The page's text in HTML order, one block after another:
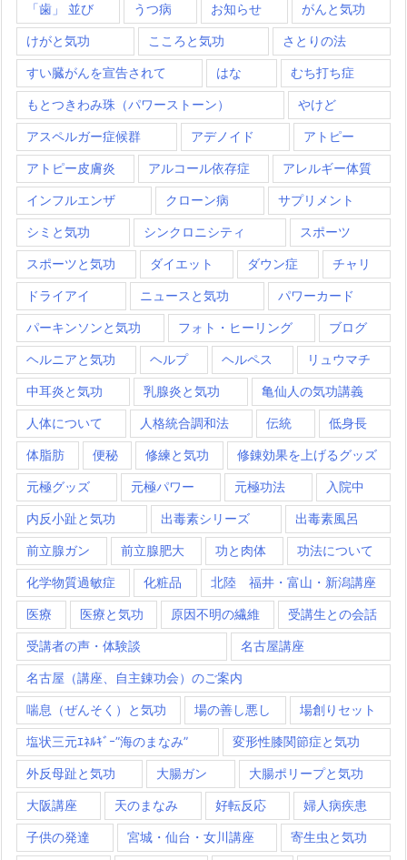
「歯」 並び うつ病 お知らせ がんと気功
けがと気功 こころと気功 さとりの法
すい臓がんを宣告されて はな むち打ち症
もとつきわみ珠（パワーストーン） やけど
アスペルガー症候群 アデノイド アトピー
アトピー皮膚炎 アルコール依存症 アレルギー体質
インフルエンザ クローン病 サプリメント
シミと気功 シンクロニシティ スポーツ
スポーツと気功 ダイエット ダウン症 チャリ
ドライアイ ニュースと気功 パワーカード
パーキンソンと気功 フォト・ヒーリング ブログ
ヘルニアと気功 ヘルプ ヘルペス リュウマチ
中耳炎と気功 乳腺炎と気功 亀仙人の気功講義
人体について 人格統合調和法 伝統 低身長
体脂肪 便秘 修練と気功 修錬効果を上げるグッズ
元極グッズ 元極パワー 元極功法 入院中
内反小趾と気功 出毒素シリーズ 出毒素風呂
前立腺ガン 前立腺肥大 功と肉体 功法について
化学物質過敏症 化粧品 北陸 福井・富山・新潟講座
医療 医療と気功 原因不明の繊維 受講生との会話
受講者の声・体験談 名古屋講座
名古屋（講座、自主錬功会）のご案内
喘息（ぜんそく）と気功 場の善し悪し 場創りセット
塩状三元ｴﾈﾙｷﾞｰ”海のまなみ” 変形性膝関節症と気功
外反母趾と気功 大腸ガン 大腸ポリープと気功
大阪講座 天のまなみ 好転反応 婦人病疾患
子供の発達 宮城・仙台・女川講座 寄生虫と気功